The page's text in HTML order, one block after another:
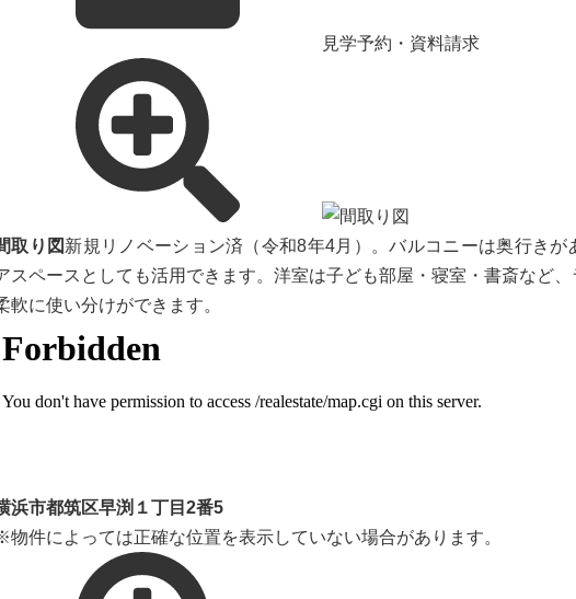
見学予約・資料請求
取り図新規リノベーション済（令和8年4月）。バルコニーは奥行きが
スペースとしても活用できます。洋室は子ども部屋・寝室・書斎など
軟に使い分けができます。
浜市都筑区早渕１丁目2番5
物件によっては正確な位置を表示していない場合があります。